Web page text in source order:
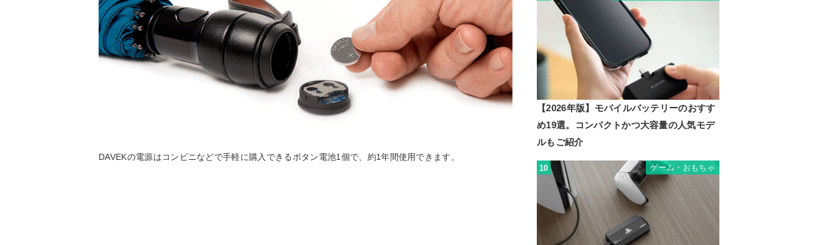
DAVEKの電源はコンビニなどで手軽に購入できるボタン電池1個で、約1年間使用できます。
【2026年版】モバイルバッテリーのおすす
め19選。コンパクトかつ大容量の人気モデ
ルもご紹介
10 ゲーム・おもちゃ